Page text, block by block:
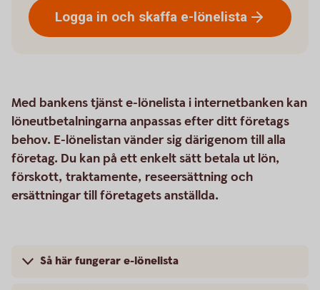
Logga in och skaffa e-lönelista
Med bankens tjänst e-lönelista i internetbanken kan
löneutbetalningarna anpassas efter ditt företags
behov. E-lönelistan vänder sig därigenom till alla
företag. Du kan på ett enkelt sätt betala ut lön,
förskott, traktamente, reseersättning och
ersättningar till företagets anställda.
Så här fungerar e-lönelista